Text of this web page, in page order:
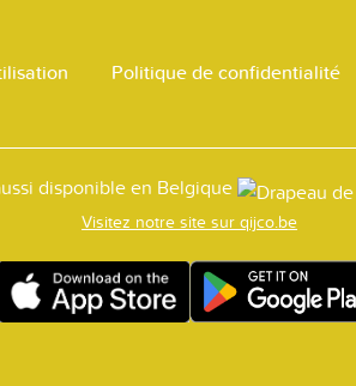
Politique de confidentialité
disponible en Belgique
Visitez notre site sur qijco.be